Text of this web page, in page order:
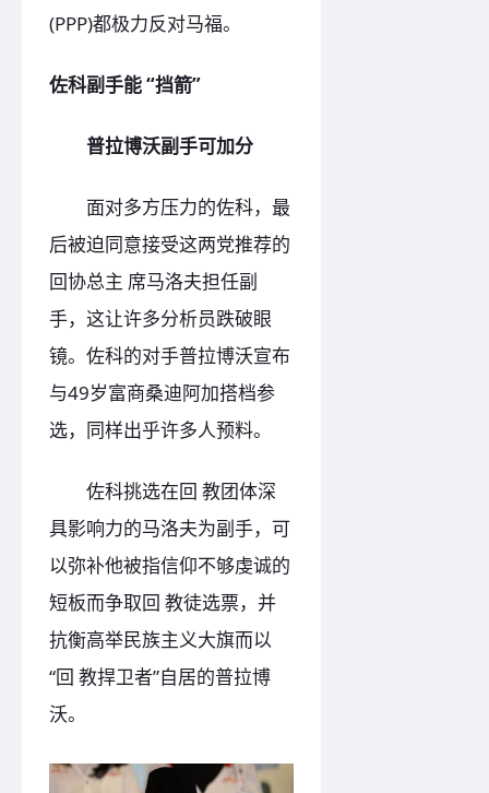
(PPP)都极力反对马福。
佐科副手能 “挡箭”
普拉博沃副手可加分
面对多方压力的佐科，最
后被迫同意接受这两党推荐的
回协总主 席马洛夫担任副
手，这让许多分析员跌破眼
镜。佐科的对手普拉博沃宣布
与49岁富商桑迪阿加搭档参
选，同样出乎许多人预料。
佐科挑选在回 教团体深
具影响力的马洛夫为副手，可
以弥补他被指信仰不够虔诚的
短板而争取回 教徒选票，并
抗衡高举民族主义大旗而以
“回 教捍卫者”自居的普拉博
沃。